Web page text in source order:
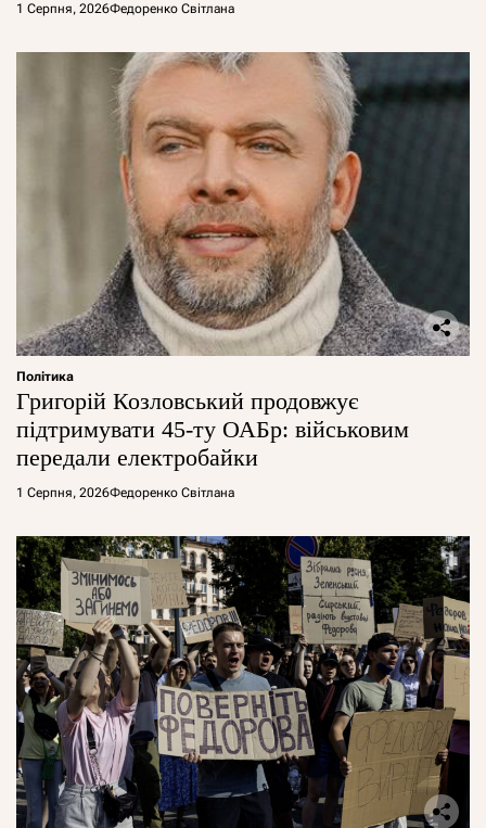
1 Серпня, 2026Федоренко Світлана
Політика
Григорій Козловський продовжує
підтримувати 45-ту ОАБр: військовим
передали електробайки
1 Серпня, 2026Федоренко Світлана